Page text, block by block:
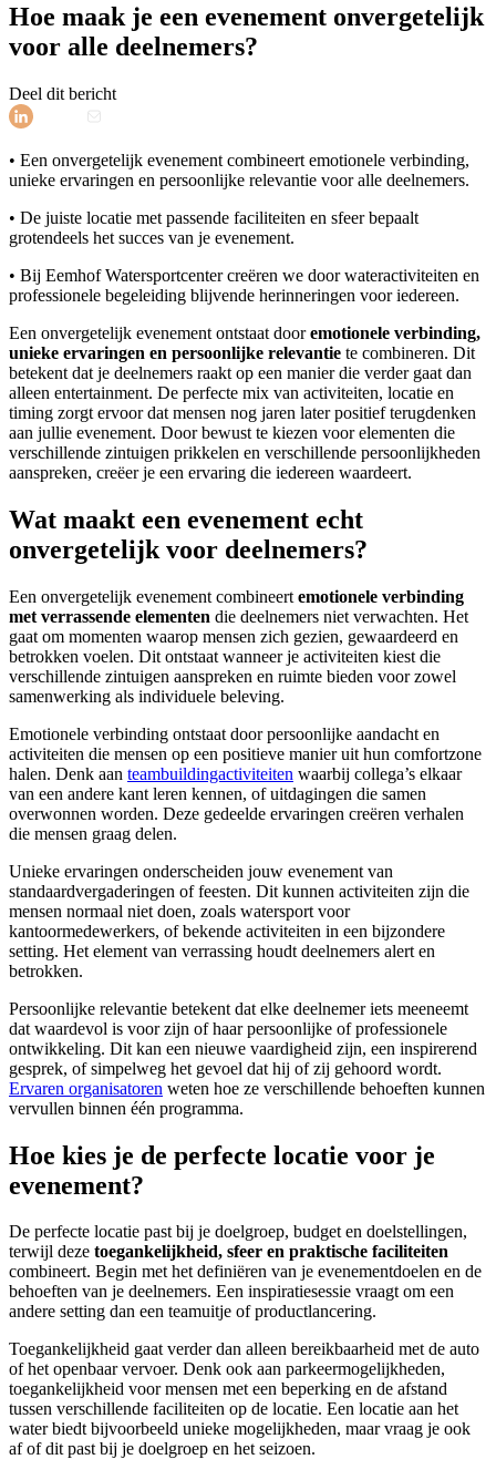
Hoe maak je een evenement onvergetelijk
voor alle deelnemers?
Deel dit bericht
• Een onvergetelijk evenement combineert emotionele verbinding,
unieke ervaringen en persoonlijke relevantie voor alle deelnemers.
• De juiste locatie met passende faciliteiten en sfeer bepaalt
grotendeels het succes van je evenement.
• Bij Eemhof Watersportcenter creëren we door wateractiviteiten en
professionele begeleiding blijvende herinneringen voor iedereen.
Een onvergetelijk evenement ontstaat dooremotionele verbinding,
unieke ervaringen en persoonlijke relevantie te combineren. Dit
betekent dat je deelnemers raakt op een manier die verder gaat dan
alleen entertainment. De perfecte mix van activiteiten, locatie en
timing zorgt ervoor dat mensen nog jaren later positief terugdenken
aan jullie evenement. Door bewust te kiezen voor elementen die
verschillende zintuigen prikkelen en verschillende persoonlijkheden
aanspreken, creëer je een ervaring die iedereen waardeert.
Wat maakt een evenement echt
onvergetelijk voor deelnemers?
Een onvergetelijk evenement combineert emotionele verbinding
met verrassende elementen die deelnemers niet verwachten. Het
gaat om momenten waarop mensen zich gezien, gewaardeerd en
betrokken voelen. Dit ontstaat wanneer je activiteiten kiest die
verschillende zintuigen aanspreken en ruimte bieden voor zowel
samenwerking als individuele beleving.
Emotionele verbinding ontstaat door persoonlijke aandacht en
activiteiten die mensen op een positieve manier uit hun comfortzone
halen. Denk aan teambuildingactiviteiten waarbij collega’s elkaar
van een andere kant leren kennen, of uitdagingen die samen
overwonnen worden. Deze gedeelde ervaringen creëren verhalen
die mensen graag delen.
Unieke ervaringen onderscheiden jouw evenement van
standaardvergaderingen of feesten. Dit kunnen activiteiten zijn die
mensen normaal niet doen, zoals watersport voor
kantoormedewerkers, of bekende activiteiten in een bijzondere
setting. Het element van verrassing houdt deelnemers alert en
betrokken.
Persoonlijke relevantie betekent dat elke deelnemer iets meeneemt
dat waardevol is voor zijn of haar persoonlijke of professionele
ontwikkeling. Dit kan een nieuwe vaardigheid zijn, een inspirerend
gesprek, of simpelweg het gevoel dat hij of zij gehoord wordt.
Ervaren organisatoren weten hoe ze verschillende behoeften kunnen
vervullen binnen één programma.
Hoe kies je de perfecte locatie voor je
evenement?
De perfecte locatie past bij je doelgroep, budget en doelstellingen,
terwijl deze toegankelijkheid, sfeer en praktische faciliteiten
combineert. Begin met het definiëren van je evenementdoelen en de
behoeften van je deelnemers. Een inspiratiesessie vraagt om een
andere setting dan een teamuitje of productlancering.
Toegankelijkheid gaat verder dan alleen bereikbaarheid met de auto
of het openbaar vervoer. Denk ook aan parkeermogelijkheden,
toegankelijkheid voor mensen met een beperking en de afstand
tussen verschillende faciliteiten op de locatie. Een locatie aan het
water biedt bijvoorbeeld unieke mogelijkheden, maar vraag je ook
af of dit past bij je doelgroep en het seizoen.